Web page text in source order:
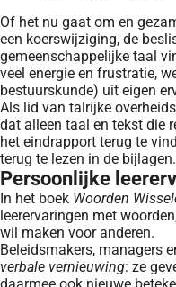
Of het nu gaat om en
een koerswijziging, de
gemeenschappelijke taal
veel energie en frustratie,
bestuurskunde) uit eigen
Als lid van talrijke
dat alleen taal en tekst die
het eindrapport terug te
terug te lezen in de bijlagen.
Persoonlijke
In het boek Woorden
leerervaringen met
wil maken voor anderen.
Beleidsmakers, managers
verbale vernieuwing: ze